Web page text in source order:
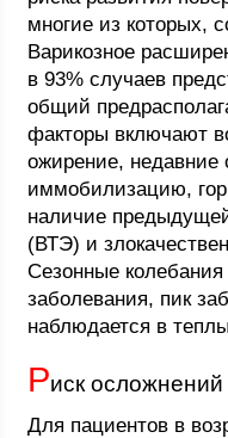
многие из которых,
Варикозное
в 93% случаев
общий
факторы включают
ожирение, недавние
иммобилизацию,
наличие
(ВТЭ) и
Сезонные
заболевания, пик
наблюдается в
Риск осложнений
Для пациентов в